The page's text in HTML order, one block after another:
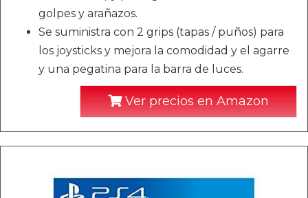
golpes y arañazos.
Se suministra con 2 grips (tapas / puños) para
los joysticks y mejora la comodidad y el agarre
y una pegatina para la barra de luces.
Ver precios en Amazon